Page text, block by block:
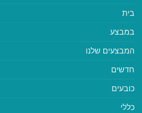
בית
במבצע
המבצעים שלנו
חדשים
כובעים
כללי